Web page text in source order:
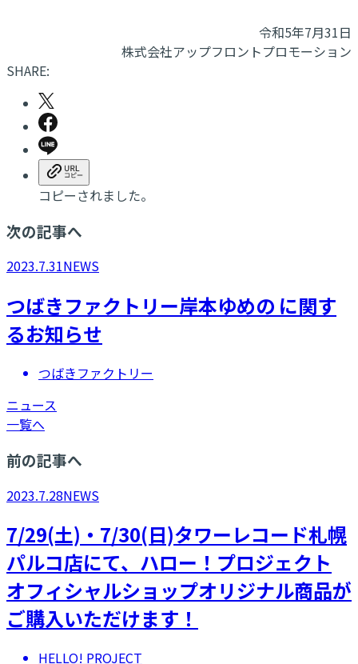
令和5年7月31日
株式会社アップフロントプロモーション
SHARE:
コピーされました。
次の記事へ
2023.7.31NEWS
つばきファクトリー岸本ゆめの に関す
るお知らせ
つばきファクトリー
ニュース
一覧へ
前の記事へ
2023.7.28NEWS
7/29(土)・7/30(日)タワーレコード札幌
パルコ店にて、ハロー！プロジェクト
オフィシャルショップオリジナル商品が
ご購入いただけます！
HELLO! PROJECT